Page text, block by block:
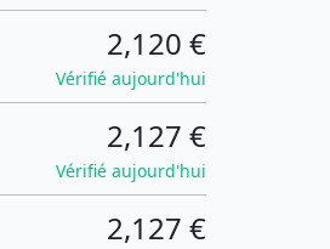
2,120 €
Vérifié aujourd'hui
2,127 €
Vérifié aujourd'hui
2,127 €